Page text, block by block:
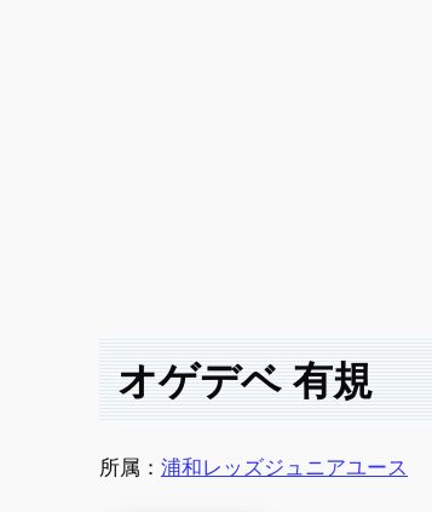
オゲデベ 有規
所属： 浦和レッズジュニアユース